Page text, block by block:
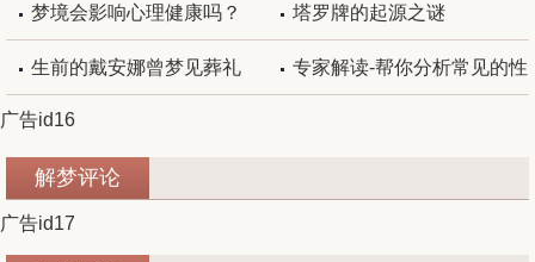
预示？ 论心理学的复兴
梦境会影响心理健康吗？ 塔罗牌的起源之谜
生前的戴安娜曾梦见葬礼 专家解读-帮你分析常见的性
广告id16
解梦评论
广告id17